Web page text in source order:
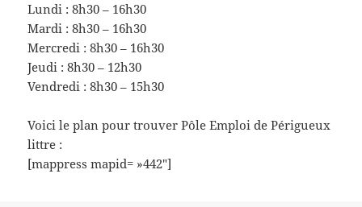
Lundi : 8h30 – 16h30
Mardi : 8h30 – 16h30
Mercredi : 8h30 – 16h30
Jeudi : 8h30 – 12h30
Vendredi : 8h30 – 15h30
Voici le plan pour trouver Pôle Emploi de Périgueux
littre :
[mappress mapid= »442″]